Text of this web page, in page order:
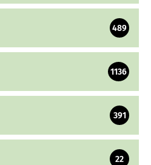
489
1136
391
22